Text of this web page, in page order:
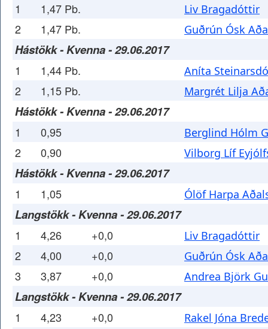
1 1,47 Pb. Liv Bragadóttir
2 1,47 Pb. Guðrún Ósk
Hástökk - Kvenna - 29.06.2017
1 1,44 Pb. Aníta
2 1,15 Pb. Margrét Lilja
Hástökk - Kvenna - 29.06.2017
1 0,95 Berglind Hólm
2 0,90 Vilborg Líf
Hástökk - Kvenna - 29.06.2017
1 1,05 Ólöf Harpa
Langstökk - Kvenna - 29.06.2017
1 4,26 +0,0 Liv Bragadóttir
2 4,00 +0,0 Guðrún Ósk
3 3,87 +0,0 Andrea Björk
Langstökk - Kvenna - 29.06.2017
1 4,23 +0,0 Rakel Jóna